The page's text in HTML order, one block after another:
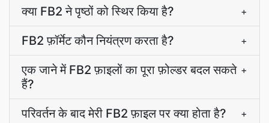
क्या FB2 ने पृष्ठों को स्थिर किया है? +
FB2 फ़ॉर्मेट कौन नियंत्रण करता है? +
एक जाने में FB2 फ़ाइलों का पूरा फ़ोल्डर बदल सकते
हैं?
+
परिवर्तन के बाद मेरी FB2 फ़ाइल पर क्या होता है? +